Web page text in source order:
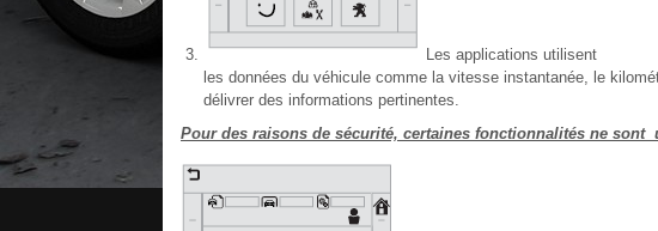
Les applications utilisent
les données du véhicule comme la vitesse instantanée, le
délivrer des informations pertinentes.
Pour des raisons de sécurité, certaines fonctionnalités ne sont